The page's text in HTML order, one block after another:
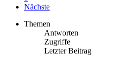
Nächste
Themen
Antworten
Zugriffe
Letzter Beitrag